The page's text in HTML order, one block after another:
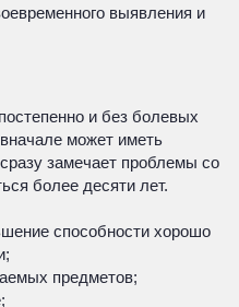
выявления и
и без болевых
может иметь
замечает проблемы со
более десяти лет.
способности хорошо
предметов;